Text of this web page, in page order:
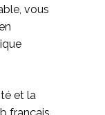
vous
et la